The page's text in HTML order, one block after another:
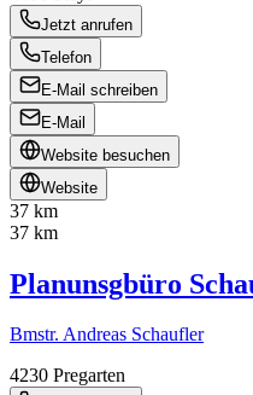
Jetzt anrufen
Telefon
E-Mail schreiben
E-Mail
Website besuchen
Website
37 km
37 km
Planunsgbüro
Bmstr. Andreas Schaufler
4230 Pregarten